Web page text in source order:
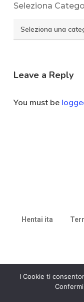
Seleziona
Seleziona
Categoria
Leave a Reply
You must be
Hentai ita
©
I Cookie ti